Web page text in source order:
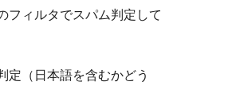
フィルタでスパム判定して
定（日本語を含むかどう